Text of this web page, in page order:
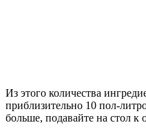
Из этого количества
приблизительно 10 пол-
больше, подавайте на стол к